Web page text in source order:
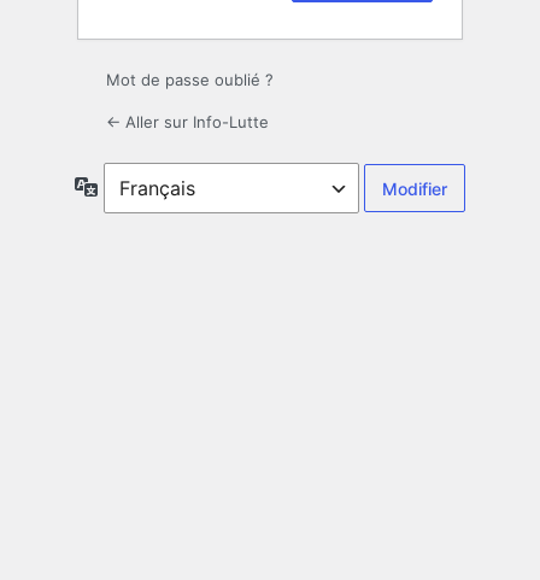
Mot de passe oublié ?
← Aller sur Info-Lutte
Langue